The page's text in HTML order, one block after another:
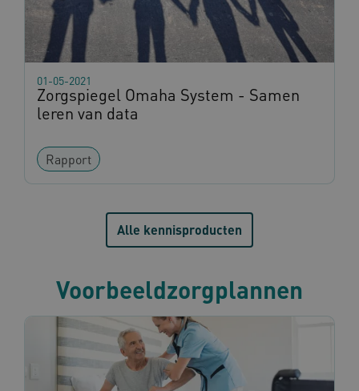
Zorgspiegel Omaha System - Samen
leren van data
01-05-2021
Rapport
Alle kennisproducten
Voorbeeldzorgplannen